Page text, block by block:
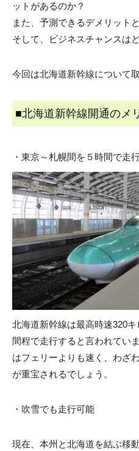
ットがあるのか？
また、予測できるデメリット
そして、ビジネスチャンスは
今回は北海道新幹線について
■北海道新幹線開通のメ
・東京～札幌間を５時間で走行
北海道新幹線は最高時速320
間程で走行すると言われてい
はフェリーよりも速く、わざ
が重宝されるでしょう。
・吹雪でも走行可能
現在、本州と北海道を結ぶ移